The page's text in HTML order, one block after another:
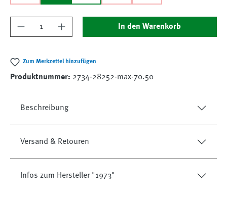
Produkt Anzahl: Gib den gewünschten Wert
In den Warenkorb
Zum Merkzettel hinzufügen
Produktnummer: 2734-28252-max-70.50
Beschreibung
Versand & Retouren
Infos zum Hersteller "1973"